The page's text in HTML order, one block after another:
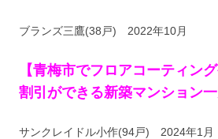
ブランズ三鷹(38戸) 2022年10月
【青梅市でフロアコーティン
割引ができる新築マンション一
サンクレイドル小作(94戸) 2024年1月